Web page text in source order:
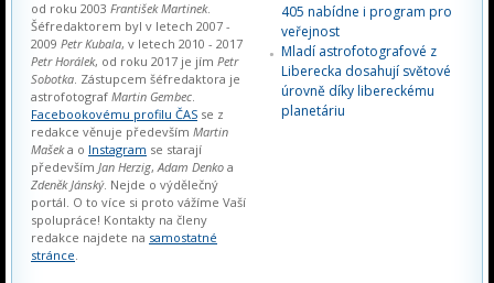
od roku 2003 František Martinek.
Šéfredaktorem byl v letech 2007 -
2009 Petr Kubala, v letech 2010 - 2017
Petr Horálek, od roku 2017 je jím Petr
Sobotka . Zástupcem šéfredaktora je
astrofotograf Martin Gembec
Facebookovému profilu ČAS se z
redakce věnuje především Martin
Mašeka o Instagram se starají
především Jan Herzig, Adam Denko a
Zdeněk Jánský. Nejde o výdělečný
portál. O to více si proto vážíme Vaší
spolupráce! Kontakty na členy
redakce najdete na samostatné
stránce
405 nabídne i program pro
veřejnost
Mladí astrofotografové z
Liberecka dosahují světové
úrovně díky libereckému
planetáriu